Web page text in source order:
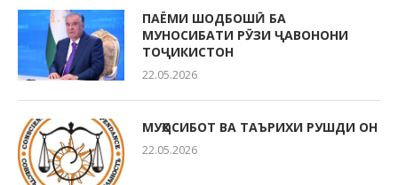
ПАЁМИ ШОДБОШӢ БА
МУНОСИБАТИ РӮЗИ ҶАВОНОНИ
ТОҶИКИСТОН
22.05.2026
МУҲОСИБОТ ВА ТАЪРИХИ РУШДИ ОН
22.05.2026